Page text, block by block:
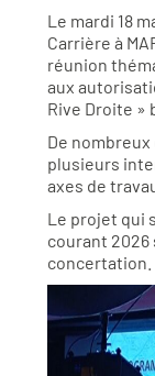
Le mardi 18
Carrière à
réunion
aux
Rive Droite »
De
plusieurs
axes de
Le projet qui
courant 2026
concertation.